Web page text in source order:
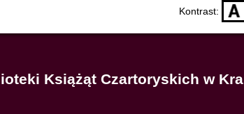
Kontrast: D
Książąt Czartoryskich w